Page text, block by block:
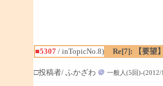
■5307/ inTopicNo.8) Re[7]: 【要望
□投稿者/ ふかざわ ＠ 一般人(5回)-